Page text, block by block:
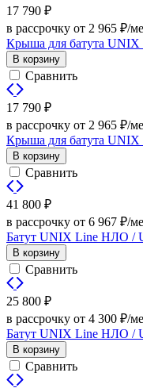
17 790 ₽
в рассрочку от 2 965 ₽/
Крыша для батута UNIX
В корзину
Сравнить
17 790 ₽
в рассрочку от 2 965 ₽/
Крыша для батута
В корзину
Сравнить
41 800 ₽
в рассрочку от 6 967 ₽/
Батут UNIX Line НЛО /
В корзину
Сравнить
25 800 ₽
в рассрочку от 4 300 ₽/
Батут UNIX Line НЛО /
В корзину
Сравнить